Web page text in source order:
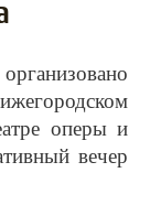
оперы и
вечер